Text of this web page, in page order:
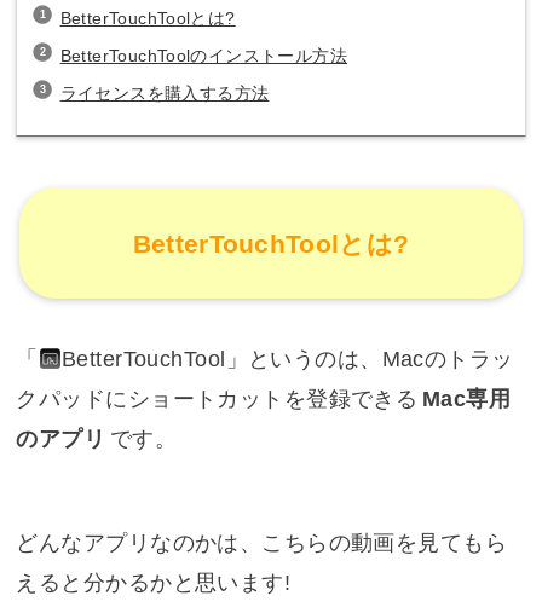
BetterTouchToolとは?
BetterTouchToolのインストール方法
ライセンスを購入する方法
BetterTouchToolとは?
「 BetterTouchTool 」というのは、Macのトラッ
クパッドにショートカットを登録できる Mac専用
のアプリ です。
どんなアプリなのかは、こちらの動画を見てもら
えると分かるかと思います!